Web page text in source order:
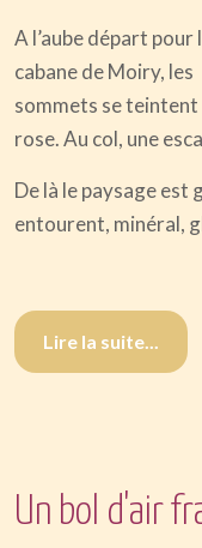
A l’aube départ pour
cabane de Moiry, les
sommets se teintent
rose. Au col, une
De là le paysage est
entourent, minéral,
Lire la suite...
Un bol d'air